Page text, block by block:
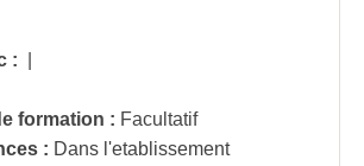
:
formation : Facultatif
: Dans l'etablissement